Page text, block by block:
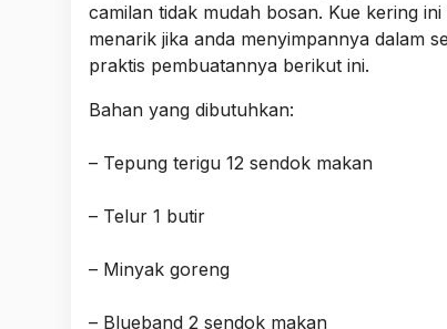
camilan tidak mudah bosan. Kue kering
menarik jika anda menyimpannya dalam
praktis pembuatannya berikut ini.
Bahan yang dibutuhkan:
– Tepung terigu 12 sendok makan
– Telur 1 butir
– Minyak goreng
– Blueband 2 sendok makan